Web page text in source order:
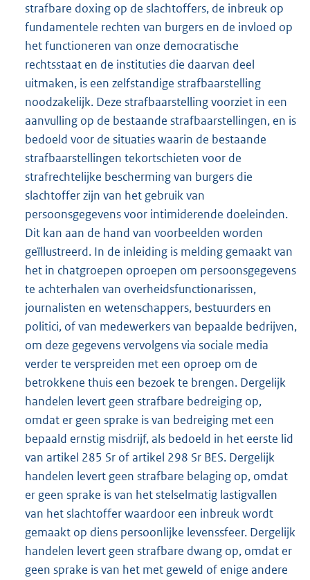
strafbare doxing op de slachtoffers, de inbreuk op
fundamentele rechten van burgers en de invloed op
het functioneren van onze democratische
rechtsstaat en de instituties die daarvan deel
uitmaken, is een zelfstandige strafbaarstelling
noodzakelijk. Deze strafbaarstelling voorziet in een
aanvulling op de bestaande strafbaarstellingen, en is
bedoeld voor de situaties waarin de bestaande
strafbaarstellingen tekortschieten voor de
strafrechtelijke bescherming van burgers die
slachtoffer zijn van het gebruik van
persoonsgegevens voor intimiderende doeleinden.
Dit kan aan de hand van voorbeelden worden
geïllustreerd. In de inleiding is melding gemaakt van
het in chatgroepen oproepen om persoonsgegevens
te achterhalen van overheidsfunctionarissen,
journalisten en wetenschappers, bestuurders en
politici, of van medewerkers van bepaalde bedrijven,
om deze gegevens vervolgens via sociale media
verder te verspreiden met een oproep om de
betrokkene thuis een bezoek te brengen. Dergelijk
handelen levert geen strafbare bedreiging op,
omdat er geen sprake is van bedreiging met een
bepaald ernstig misdrijf, als bedoeld in het eerste lid
van artikel 285 Sr of artikel 298 Sr BES. Dergelijk
handelen levert geen strafbare belaging op, omdat
er geen sprake is van het stelselmatig lastigvallen
van het slachtoffer waardoor een inbreuk wordt
gemaakt op diens persoonlijke levenssfeer. Dergelijk
handelen levert geen strafbare dwang op, omdat er
geen sprake is van het met geweld of enige andere